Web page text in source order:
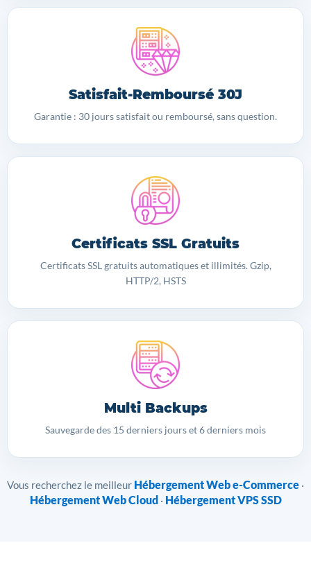
Satisfait-Remboursé 30J
Garantie : 30 jours satisfait ou remboursé, sans question.
Certificats SSL Gratuits
Certificats SSL gratuits automatiques et illimités. Gzip,
HTTP/2, HSTS
Multi Backups
Sauvegarde des 15 derniers jours et 6 derniers mois
Vous recherchez le meilleur Hébergement Web e-Commerce ·
Hébergement Web Cloud · Hébergement VPS SSD